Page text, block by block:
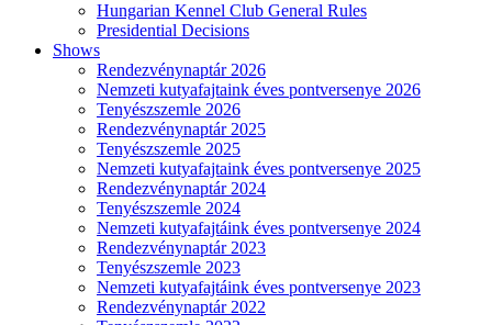
Hungarian Kennel Club General Rules
Presidential Decisions
Shows
Rendezvénynaptár 2026
Nemzeti kutyafajtaink éves pontversenye 2026
Tenyészszemle 2026
Rendezvénynaptár 2025
Tenyészszemle 2025
Nemzeti kutyafajtaink éves pontversenye 2025
Rendezvénynaptár 2024
Tenyészszemle 2024
Nemzeti kutyafajtáink éves pontversenye 2024
Rendezvénynaptár 2023
Tenyészszemle 2023
Nemzeti kutyafajtáink éves pontversenye 2023
Rendezvénynaptár 2022